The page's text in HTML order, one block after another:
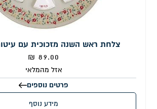
צלחת ראש השנה מזכוכית עם
89.00
₪
אזל מהמלאי
פרטים נוספים
מידע נוסף